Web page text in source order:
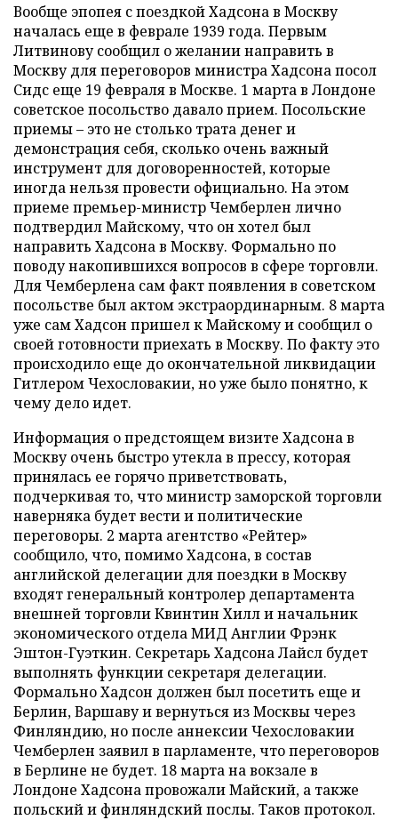
Вообще эпопея с поездкой Хадсона в Москву
началась еще в феврале 1939 года. Первым
Литвинову сообщил о желании направить в
Москву для переговоров министра Хадсона посол
Сидс еще 19 февраля в Москве. 1 марта в Лондоне
советское посольство давало прием. Посольские
приемы – это не столько трата денег и
демонстрация себя, сколько очень важный
инструмент для договоренностей, которые
иногда нельзя провести официально. На этом
приеме премьер-министр Чемберлен лично
подтвердил Майскому, что он хотел был
направить Хадсона в Москву. Формально по
поводу накопившихся вопросов в сфере торговли.
Для Чемберлена сам факт появления в советском
посольстве был актом экстраординарным. 8 марта
уже сам Хадсон пришел к Майскому и сообщил о
своей готовности приехать в Москву. По факту это
происходило еще до окончательной ликвидации
Гитлером Чехословакии, но уже было понятно, к
чему дело идет.
Информация о предстоящем визите Хадсона в
Москву очень быстро утекла в прессу, которая
принялась ее горячо приветствовать,
подчеркивая то, что министр заморской торговли
наверняка будет вести и политические
переговоры. 2 марта агентство «Рейтер»
сообщило, что, помимо Хадсона, в состав
английской делегации для поездки в Москву
входят генеральный контролер департамента
внешней торговли Квинтин Хилл и начальник
экономического отдела МИД Англии Фрэнк
Эштон-Гуэткин. Секретарь Хадсона Лайсл будет
выполнять функции секретаря делегации.
Формально Хадсон должен был посетить еще и
Берлин, Варшаву и вернуться из Москвы через
Финляндию, но после аннексии Чехословакии
Чемберлен заявил в парламенте, что переговоров
в Берлине не будет. 18 марта на вокзале в
Лондоне Хадсона провожали Майский, а также
польский и финляндский послы. Таков протокол.